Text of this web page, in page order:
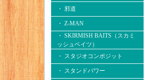
・ 邪道
・ Z-MAN
・ SKIRMISH BAITS（スカミ
ッシュベイツ）
・ スタジオコンポジット
・ スタンドパワー